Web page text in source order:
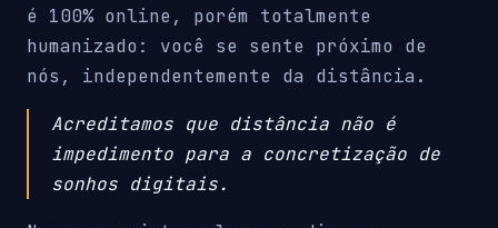
é 100% online, porém totalmente
humanizado: você se sente próximo de
nós, independentemente da distância.
Acreditamos que distância não é
impedimento para a concretização de
sonhos digitais.